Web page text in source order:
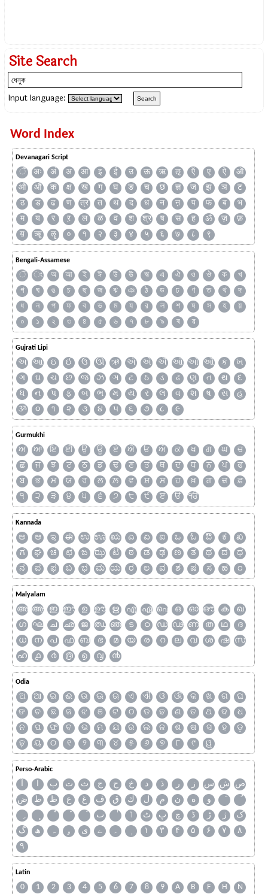
Site Search
Input language:
Word Index
Devanagari Script
ँ अः अं अ आ इ ई उ ऊ ऋ ऌ ऍ ए ऐ
ऑ
ओ
औ क क्ष ख ग घ ङ च छ ज्ञ ज झ ञ
ट
ठ
ड ढ ण त्र त थ द ध न ऩ प फ ब
भ
म
य र ऱ ल ळ व श श्र ष स ह ॐ ज़
फ़
य़
ॠ ॡ ० १ २ ३ ४ ५ ६ ७ ८ ९
Bengali-Assamese
ঁ ং অ আ ই ঈ উ ঊ ঋ এ ঐ ও ঔ ক
খ
গ
ঘ ঙ চ ছ জ ঝ ঞ ঠ ড ঢ ণ ত থ
দ
ধ
ন প ফ ব ভ ম য র ল শ ষ স হ
য়
০
১ ২ ৩ ৪ ৫ ৬ ৭ ৮ ৯ ৰ ৱ
Gujrati Lipi
અ આ ઇ ઈ ઉ ઊ ઋ ઍ એ ઐ ઑ ઓ ઔ ક
ખ
ગ
ઘ ચ છ જ ઝ ઞ ટ ઠ ડ ઢ ણ ત થ
દ
ધ
ન પ ફ બ ભ મ ય ર લ વ શ ષ સ
હ
ૐ
૦ ૧ ૨ ૩ ૪ ૫ ૬ ૭ ૮ ૯
Gurmukhi
ਅ ਆ ਇ ਈ ਉ ਊ ਏ ਐ ਓ ਔ ਕ ਖ ਗ ਘ
ਚ
ਛ
ਜ ਝ ਟ ਠ ਡ ਢ ਣ ਤ ਥ ਦ ਧ ਨ ਪ
ਫ
ਬ
ਭ ਮ ਯ ਰ ਲ ਲ਼ ਵ ਸ਼ ਸ ਹ ਖ਼ ਗ਼ ਜ਼
ਫ਼
੧
੨ ੩ ੪ ੫ ੬ ੭ ੮ ੯ ੲ ੳ ੴ
Kannada
ಅ ಆ ಇ ಈ ಉ ಊ ಋ ಎ ಏ ಐ ಒ ಓ ಔ ಕ
ಖ
ಗ
ಘ ಚ ಛ ಜ ಝ ಟ ಠ ಡ ಢ ಣ ತ ಥ ದ
ಧ
ನ
ಪ ಫ ಬ ಭ ಮ ಯ ರ ಲ ವ ಶ ಷ ಸ ಹ ೧
Malyalam
അ ആ ഇ ഈ ഉ ഊ ഋ എ ഏ ഐ ഒ ഓ ഔ ക
ഖ
ഗ
ഘ ച ഛ ജ ഝ ഞ ട ഠ ഡ ഢ ണ ത ഥ
ദ
ധ
ന പ ഫ ബ ഭ മ യ ര റ ല വ ശ ഷ
സ
ഹ
൧ ൪ ൫ ൭ ൮ ൯
Odia
ଅ ଆ ଇ ଈ ଉ ଊ ଋ ଏ ଐ ଓ ଔ କ ଖ ଗ
ଘ
ଙ
ଚ ଛ ଜ ଝ ଞ ଟ ଠ ଡ ଢ ଣ ତ ଥ ଦ
ଧ
ନ
ପ ଫ ବ ଭ ମ ଯ ର ଲ ଳ ଶ ଷ ସ ହ
ଡ଼
ଢ଼
ୟ ୦ ୧ ୨ ୩ ୪ ୫ ୬ ୭ ୮ ୯ ୱ
Perso-Arabic
آ ا ب ت ث ج ح خ د ذ ر ز س ش ص
ض
ط ظ ع غ ف ق ك ل م ن ه
و
ٮ
ٲ ٹ پ چ ڈ ڑ ژ
ک
گ
ھ ہ ۄ ی ے ۔ ۱ ۳ ۴ ۵ ۶ ۷
۸
۹
Latin
0 1 2 3 4 5 6 7 8 9 A B F H
N